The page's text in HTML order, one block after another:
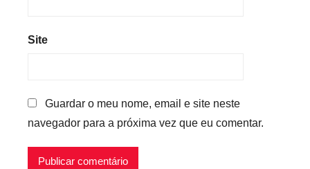
Site
Guardar o meu nome, email e site neste
navegador para a próxima vez que eu comentar.